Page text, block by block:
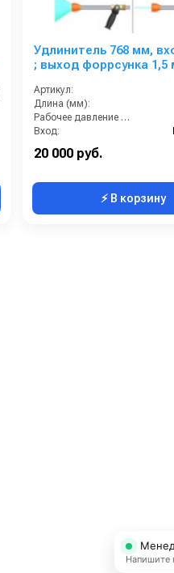
Удлинитель 768 мм, вход
; выход форрсунка 1,5
Артикул:
Длина (мм):
Рабочее давление (бар):
Вход:
20 000 руб.
⚡ В корзину
Напишите